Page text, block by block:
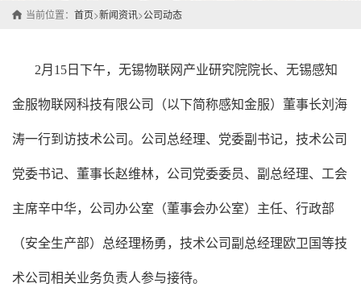
当前位置： 首页>新闻资讯>公司动态
2月15日下午，无锡物联网产业研究院院长、无锡感知
金服物联网科技有限公司（以下简称感知金服）董事长刘海
涛一行到访技术公司。公司总经理、党委副书记，技术公司
党委书记、董事长赵维林，公司党委委员、副总经理、工会
主席辛中华，公司办公室（董事会办公室）主任、行政部
（安全生产部）总经理杨勇，技术公司副总经理欧卫国等技
术公司相关业务负责人参与接待。